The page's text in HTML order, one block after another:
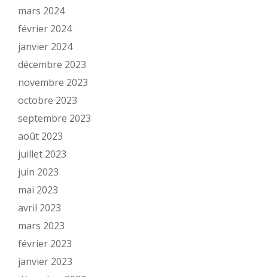
mars 2024
février 2024
janvier 2024
décembre 2023
novembre 2023
octobre 2023
septembre 2023
août 2023
juillet 2023
juin 2023
mai 2023
avril 2023
mars 2023
février 2023
janvier 2023